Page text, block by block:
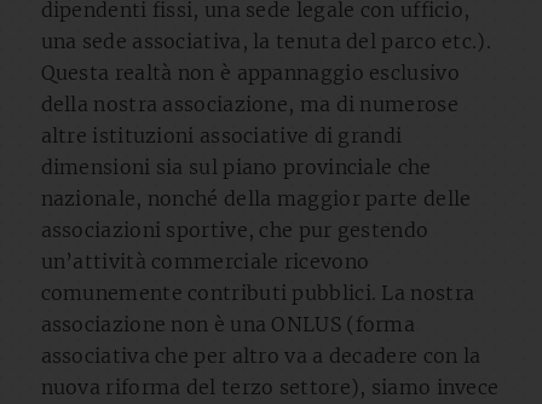
dipendenti fissi, una sede legale con ufficio,
una sede associativa, la tenuta del parco etc.).
Questa realtà non è appannaggio esclusivo
della nostra associazione, ma di numerose
altre istituzioni associative di grandi
dimensioni sia sul piano provinciale che
nazionale, nonché della maggior parte delle
associazioni sportive, che pur gestendo
un’attività commerciale ricevono
comunemente contributi pubblici. La nostra
associazione non è una ONLUS (forma
associativa che per altro va a decadere con la
nuova riforma del terzo settore), siamo invece